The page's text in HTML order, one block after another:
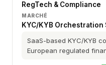
RegTech & Compliance
MARCHÉ
KYC/KYB Orchestration
SaaS-based KYC/KYB
European regulated